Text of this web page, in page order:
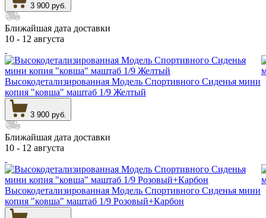
3 900 руб.
Ближайшая дата доставки
10 - 12 августа
Высокодетализированная Модель Спортивного Сиденья мини
копия "ковша" маштаб 1/9 Желтый
3 900 руб.
Ближайшая дата доставки
10 - 12 августа
Высокодетализированная Модель Спортивного Сиденья мини
копия "ковша" маштаб 1/9 Розовый+Карбон